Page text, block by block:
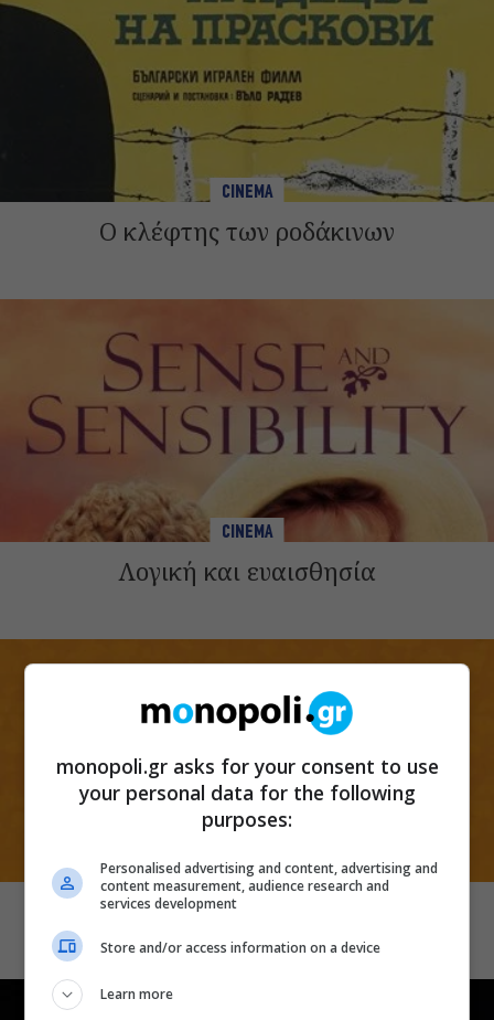
CINEMA
Ο κλέφτης των ροδάκινων
CINEMA
Λογική και ευαισθησία
CINEMA
Mansfield Park
monopoli.gr asks for your consent to use
your personal data for the following
purposes:
Personalised advertising and content, advertising and
content measurement, audience research and
services development
Store and/or access information on a device
Learn more